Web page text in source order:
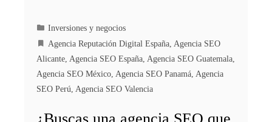
Inversiones y negocios
Agencia Reputación Digital España, Agencia SEO
Alicante, Agencia SEO España, Agencia SEO Guatemala,
Agencia SEO México, Agencia SEO Panamá, Agencia
SEO Perú, Agencia SEO Valencia